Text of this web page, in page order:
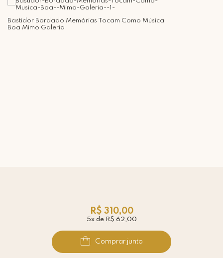
Bastidor Bordado Memórias Tocam Como Música
Boa Mimo Galeria
R$ 310,00
5x de R$ 62,00
Comprar junto